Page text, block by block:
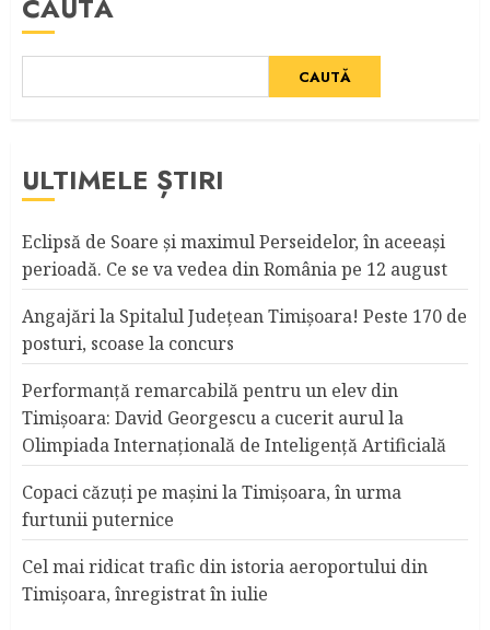
CAUTĂ
CAUTĂ
ULTIMELE ȘTIRI
Eclipsă de Soare și maximul Perseidelor, în aceeași
perioadă. Ce se va vedea din România pe 12 august
Angajări la Spitalul Judeţean Timişoara! Peste 170 de
posturi, scoase la concurs
Performanță remarcabilă pentru un elev din
Timișoara: David Georgescu a cucerit aurul la
Olimpiada Internațională de Inteligență Artificială
Copaci căzuţi pe maşini la Timişoara, în urma
furtunii puternice
Cel mai ridicat trafic din istoria aeroportului din
Timişoara, înregistrat în iulie